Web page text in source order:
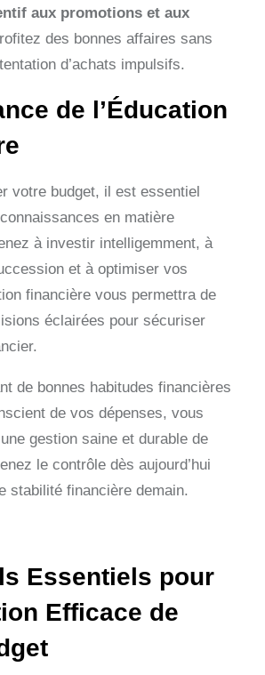
aux promotions et aux
des bonnes affaires sans
d’achats impulsifs.
de l’Éducation
votre budget, il est essentiel
en matière
à investir intelligemment, à
et à optimiser vos
financière vous permettra de
éclairées pour sécuriser
de bonnes habitudes financières
de vos dépenses, vous
gestion saine et durable de
le contrôle dès aujourd’hui
stabilité financière demain.
Essentiels pour
Efficace de